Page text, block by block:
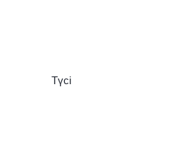
Түсі